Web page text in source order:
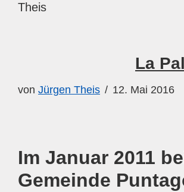
Theis
La
von Jürgen Theis 12. Mai 2016
Im Januar 2011
Gemeinde